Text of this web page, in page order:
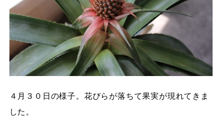
４月３０日の様子。花びらが落ちて果実が現れてきま
した。